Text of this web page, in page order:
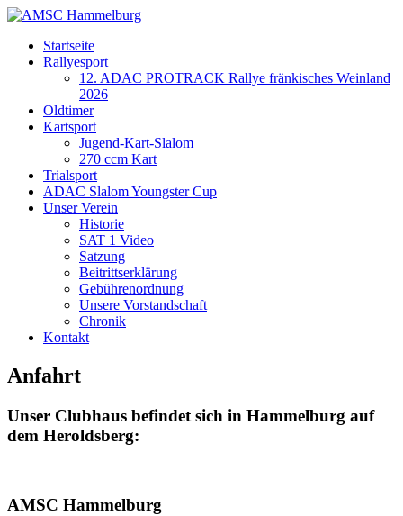
Startseite
Rallyesport
12. ADAC PROTRACK Rallye fränkisches Weinland
2026
Oldtimer
Kartsport
Jugend-Kart-Slalom
270 ccm Kart
Trialsport
ADAC Slalom Youngster Cup
Unser Verein
Historie
SAT 1 Video
Satzung
Beitrittserklärung
Gebührenordnung
Unsere Vorstandschaft
Chronik
Kontakt
Anfahrt
Unser Clubhaus befindet sich in Hammelburg auf
dem Heroldsberg:
AMSC Hammelburg